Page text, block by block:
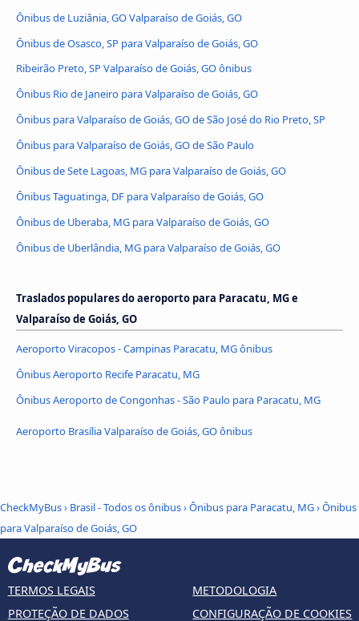
Ônibus de Luziânia, GO Valparaíso de Goiás, GO
Ônibus de Osasco, SP para Valparaíso de Goiás, GO
Ribeirão Preto, SP Valparaíso de Goiás, GO ônibus
Ônibus Rio de Janeiro para Valparaíso de Goiás, GO
Ônibus para Valparaíso de Goiás, GO de São José do Rio Preto, SP
Ônibus para Valparaíso de Goiás, GO de São Paulo
Ônibus de Sete Lagoas, MG para Valparaíso de Goiás, GO
Ônibus Taguatinga, DF para Valparaíso de Goiás, GO
Ônibus de Uberaba, MG para Valparaíso de Goiás, GO
Ônibus de Uberlândia, MG para Valparaíso de Goiás, GO
Traslados populares do aeroporto para Paracatu, MG e
Valparaíso de Goiás, GO
Aeroporto Viracopos - Campinas Paracatu, MG ônibus
Ônibus Aeroporto Recife Paracatu, MG
Ônibus Aeroporto de Congonhas - São Paulo para Paracatu, MG
Aeroporto Brasília Valparaíso de Goiás, GO ônibus
CheckMyBus› Brasil - Todos os ônibus›Ônibus para Paracatu, MG›Ônibus
para Valparaíso de Goiás, GO
TERMOS LEGAIS
PROTEÇÃO DE DADOS
METODOLOGIA
CONFIGURAÇÃO DE COOKIES